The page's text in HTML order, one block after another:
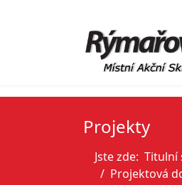
Projekty
Jste zde: Titulní
Projektová